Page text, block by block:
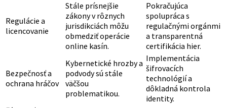
Regulácie a
licencovanie
Stále prísnejšie
zákony v rôznych
jurisdikciách môžu
obmedziť operácie
online kasín.
Pokračujúca
spolupráca s
regulačnými orgánmi
a transparentná
certifikácia hier.
Bezpečnosť a
ochrana hráčov
Kybernetické hrozby a
podvody sú stále
väčšou
problematikou.
Implementácia
šifrovacích
technológií a
dôkladná kontrola
identity.